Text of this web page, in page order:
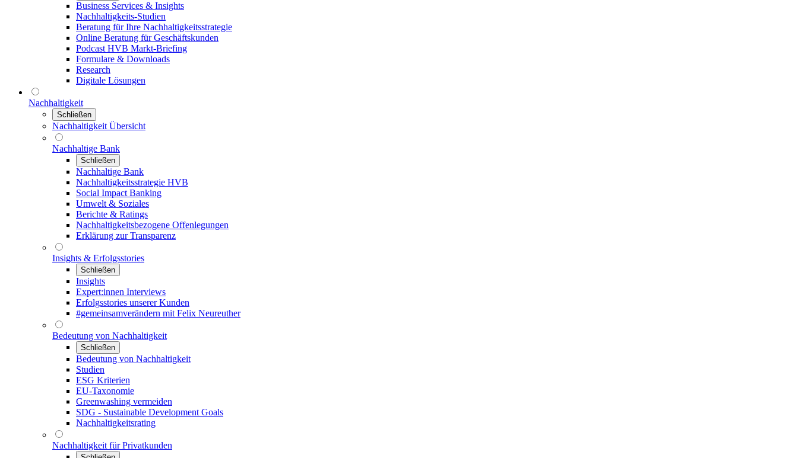
Business Services & Insights
Nachhaltigkeits-Studien
Beratung für Ihre Nachhaltigkeitsstrategie
Online Beratung für Geschäftskunden
Podcast HVB Markt-Briefing
Formulare & Downloads
Research
Digitale Lösungen
Nachhaltigkeit
Schließen
Nachhaltigkeit Übersicht
Nachhaltige Bank
Schließen
Nachhaltige Bank
Nachhaltigkeitsstrategie HVB
Social Impact Banking
Umwelt & Soziales
Berichte & Ratings
Nachhaltigkeitsbezogene Offenlegungen
Erklärung zur Transparenz
Insights & Erfolgsstories
Schließen
Insights
Expert:innen Interviews
Erfolgsstories unserer Kunden
#gemeinsamverändern mit Felix Neureuther
Bedeutung von Nachhaltigkeit
Schließen
Bedeutung von Nachhaltigkeit
Studien
ESG Kriterien
EU-Taxonomie
Greenwashing vermeiden
SDG - Sustainable Development Goals
Nachhaltigkeitsrating
Nachhaltigkeit für Privatkunden